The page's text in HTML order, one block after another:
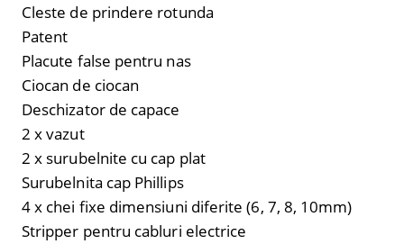
Cleste de prindere rotunda
Patent
Placute false pentru nas
Ciocan de ciocan
Deschizator de capace
2 x vazut
2 x surubelnite cu cap plat
Surubelnita cap Phillips
4 x chei fixe dimensiuni diferite (6, 7, 8, 10mm)
Stripper pentru cabluri electrice